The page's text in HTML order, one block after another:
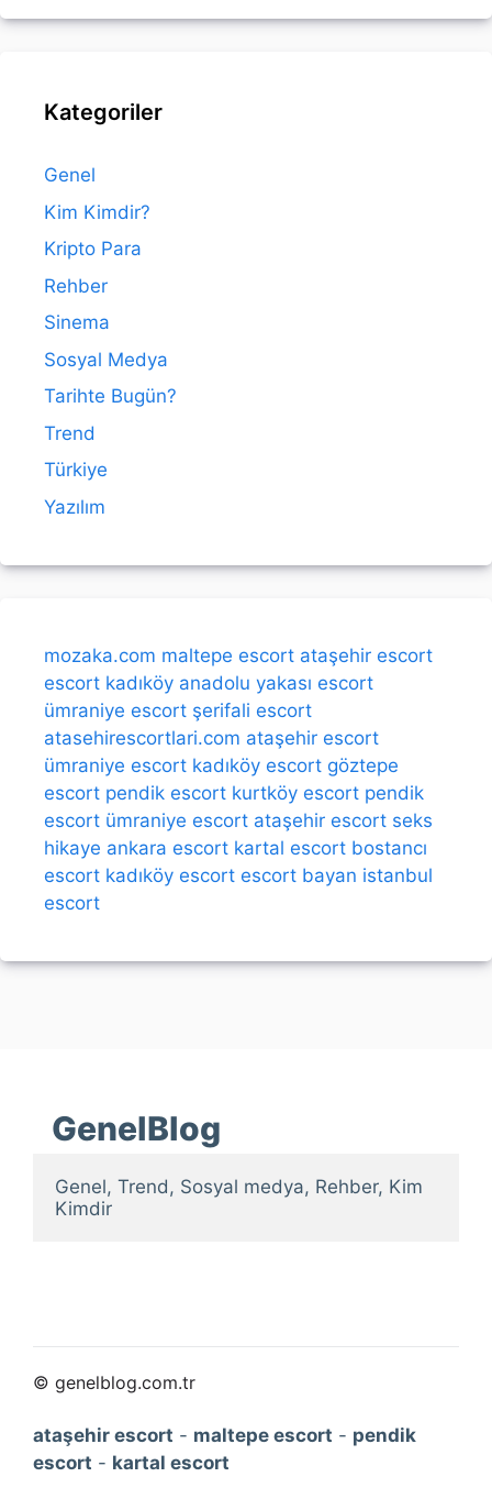
Kategoriler
Genel
Kim Kimdir?
Kripto Para
Rehber
Sinema
Sosyal Medya
Tarihte Bugün?
Trend
Türkiye
Yazılım
mozaka.com maltepe escort ataşehir escort
escort kadıköy anadolu yakası escort
ümraniye escort şerifali escort
atasehirescortlari.com ataşehir escort
ümraniye escort kadıköy escort göztepe
escort pendik escort kurtköy escort pendik
escort ümraniye escort ataşehir escort seks
hikaye ankara escort kartal escort bostancı
escort kadıköy escort escort bayan istanbul
escort
GenelBlog
Genel, Trend, Sosyal medya, Rehber, Kim
Kimdir
© genelblog.com.tr
ataşehir escort - maltepe escort - pendik
escort - kartal escort